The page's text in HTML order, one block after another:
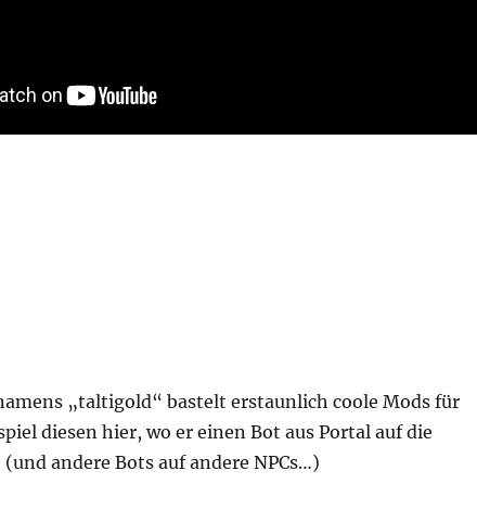
„taltigold“ bastelt erstaunlich coole Mods für
diesen hier, wo er einen Bot aus Portal auf die
andere Bots auf andere NPCs…)